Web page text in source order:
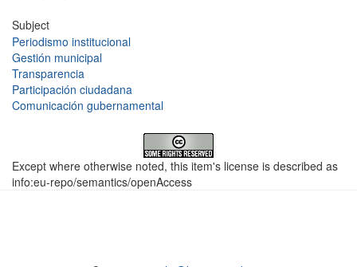
Subject
Periodismo institucional
Gestión municipal
Transparencia
Participación ciudadana
Comunicación gubernamental
Except where otherwise noted, this item's license is described as
info:eu-repo/semantics/openAccess